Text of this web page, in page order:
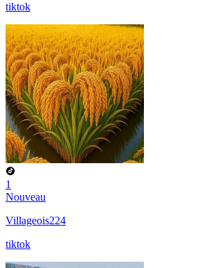
tiktok
1
Nouveau
Villageois224
tiktok